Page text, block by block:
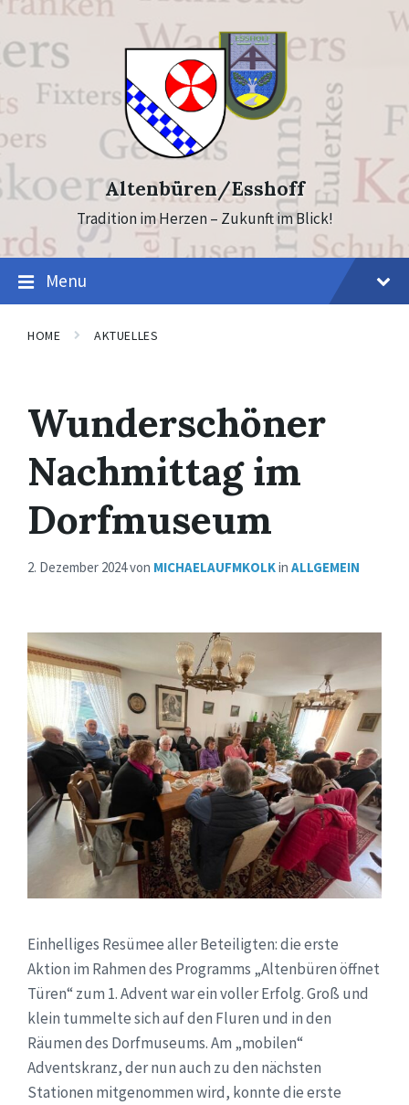
Skip
content
Skip
footer
Altenbüren/Esshoff
Tradition im Herzen – Zukunft im Blick!
Menu
HOME AKTUELLES
Wunderschöner
Nachmittag im
Dorfmuseum
2. Dezember 2024von MICHAELAUFMKOLKin ALLGEMEIN
Einhelliges Resümee aller Beteiligten: die erste
Aktion im Rahmen des Programms „Altenbüren öffnet
Türen“ zum 1. Advent war ein voller Erfolg. Groß und
klein tummelte sich auf den Fluren und in den
Räumen des Dorfmuseums. Am „mobilen“
Adventskranz, der nun auch zu den nächsten
Stationen mitgenommen wird, konnte die erste